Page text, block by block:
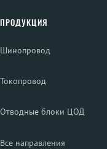
ПРОДУКЦИЯ
Шинопровод
Токопровод
Отводные блоки ЦОД
Все направления